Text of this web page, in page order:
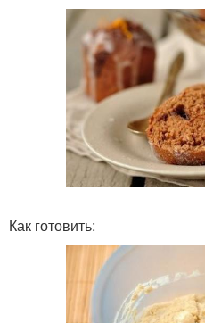
Как готовить: